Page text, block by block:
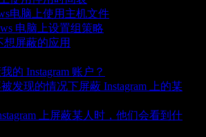
电脑上使用主机文件
电脑上设置组策略
想屏蔽的应用
的 Instagram 账户？
发现的情况下屏蔽 Instagram 上的某
上屏蔽某人时，他们会看到什